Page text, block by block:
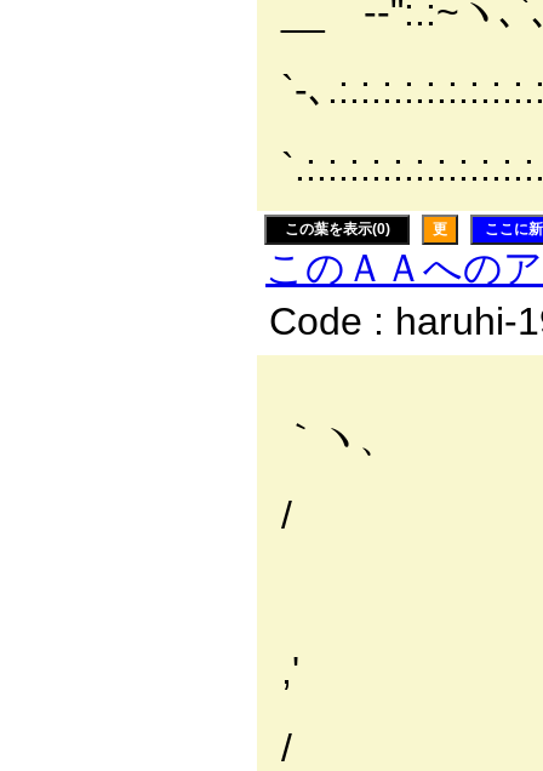
__ -‐":.:~ヽ､
`-､
この葉を表示(0) 更 ここに
このＡＡへの
Code : haruhi-
｀ヽ、
/
,'
/